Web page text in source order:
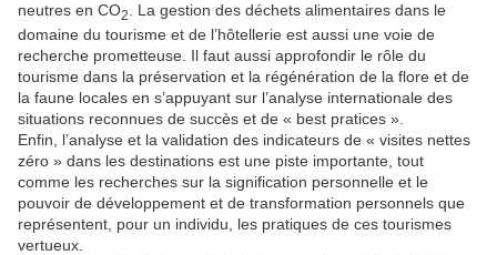
neutres en CO2
. La gestion des déchets alimentaires dans le
domaine du tourisme et de l’hôtellerie est aussi une voie de
recherche prometteuse. Il faut aussi approfondir le rôle du
tourisme dans la préservation et la régénération de la flore et de
la faune locales en s’appuyant sur l’analyse internationale des
situations reconnues de succès et de « best pratices ».
Enfin, l’analyse et la validation des indicateurs de « visites nettes
zéro » dans les destinations est une piste importante, tout
comme les recherches sur la signification personnelle et le
pouvoir de développement et de transformation personnels que
représentent, pour un individu, les pratiques de ces tourismes
vertueux.